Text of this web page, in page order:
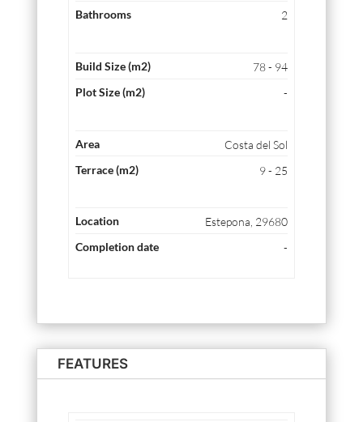
2
78 - 94
-
Costa del Sol
9 - 25
Estepona, 29680
-
FEATURES